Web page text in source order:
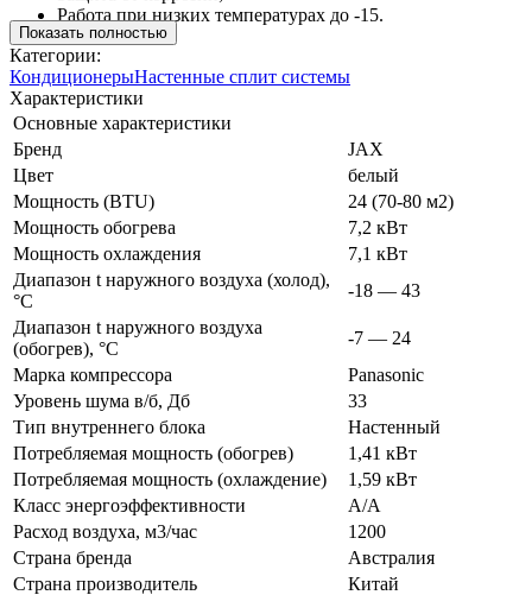
Работа при низких температурах до -15.
Показать полностью
Категории:
КондиционерыНастенные сплит системы
Характеристики
Основные характеристики
Бренд
JAX
Цвет
белый
Мощность (BTU)
24 (70-80 м2)
Мощность обогрева
7,2 кВт
Мощность охлаждения
7,1 кВт
Диапазон t наружного воздуха (холод),
°C
-18 — 43
Диапазон t наружного воздуха
(обогрев), °C
-7 — 24
Марка компрессора
Panasonic
Уровень шума в/б, Дб
33
Тип внутреннего блока
Настенный
Потребляемая мощность (обогрев)
1,41 кВт
Потребляемая мощность (охлаждение)
1,59 кВт
Класс энергоэффективности
A/A
Расход воздуха, м3/час
1200
Страна бренда
Австралия
Страна производитель
Китай